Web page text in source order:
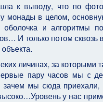
к выводу, что по
монады в целом,
оболочка и алгоритмы
И только потом сквозь
личинах, за которыми
пару часов мы с
мы сюда
у нас